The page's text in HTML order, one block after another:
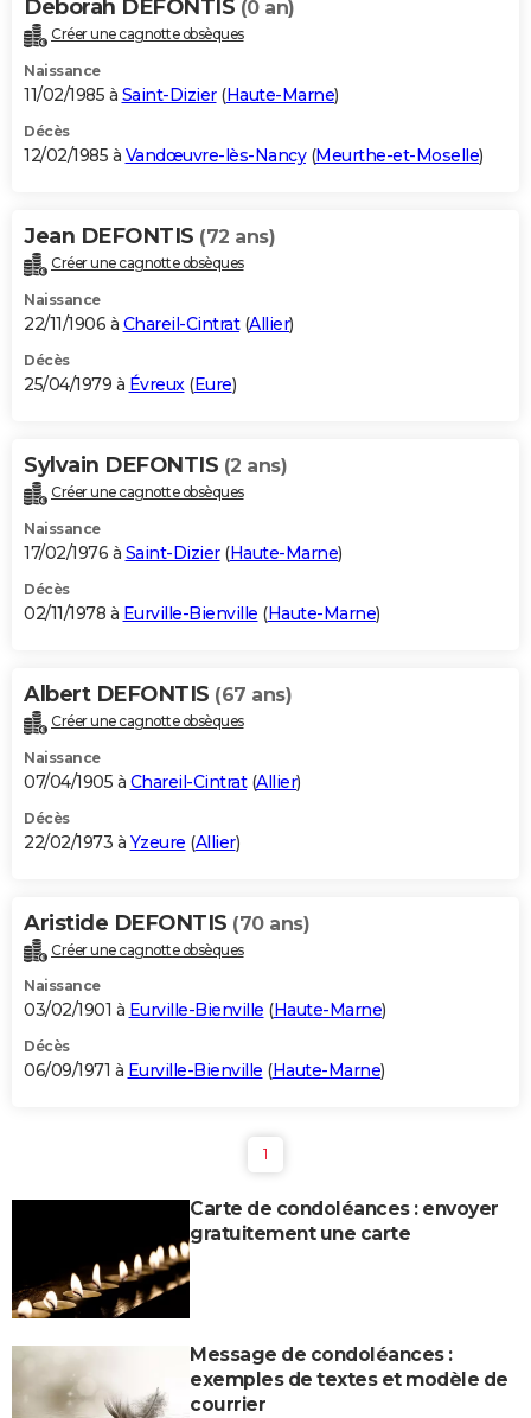
Deborah DEFONTIS (0 an)
Créer une cagnotte obsèques
Naissance
11/02/1985 à Saint-Dizier(Haute-Marne)
Décès
12/02/1985 à Vandœuvre-lès-Nancy(Meurthe-et-Moselle)
Jean DEFONTIS (72 ans)
Créer une cagnotte obsèques
Naissance
22/11/1906 à Chareil-Cintrat(Allier)
Décès
25/04/1979 à Évreux(Eure)
Sylvain DEFONTIS (2 ans)
Créer une cagnotte obsèques
Naissance
17/02/1976 à Saint-Dizier(Haute-Marne)
Décès
02/11/1978 à Eurville-Bienville (Haute-Marne)
Albert DEFONTIS (67 ans)
Créer une cagnotte obsèques
Naissance
07/04/1905 à Chareil-Cintrat(Allier)
Décès
22/02/1973 à Yzeure (Allier)
Aristide DEFONTIS (70 ans)
Créer une cagnotte obsèques
Naissance
03/02/1901 à Eurville-Bienville (Haute-Marne)
Décès
06/09/1971 à Eurville-Bienville (Haute-Marne)
1
Carte de condoléances : envoyer
gratuitement une carte
Message de condoléances :
exemples de textes et modèle de
courrier